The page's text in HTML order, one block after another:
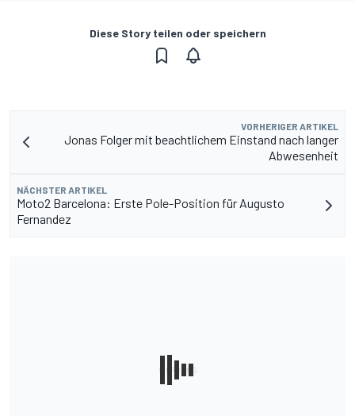
Diese Story teilen oder speichern
VORHERIGER ARTIKEL
Jonas Folger mit beachtlichem Einstand nach langer
Abwesenheit
NÄCHSTER ARTIKEL
Moto2 Barcelona: Erste Pole-Position für Augusto
Fernandez